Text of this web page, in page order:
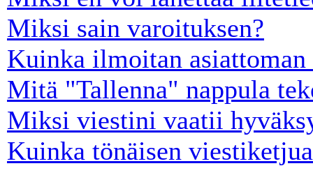
Miksi sain varoituksen?
Kuinka ilmoitan
Mitä "Tallenna" nappula
Miksi viestini vaatii
Kuinka tönäisen